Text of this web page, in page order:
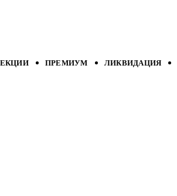
ПРЕМИУМ ЛИКВИДАЦИЯ